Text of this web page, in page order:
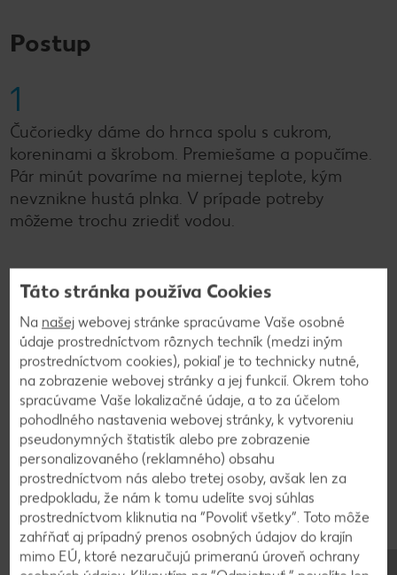
Postup
1
Čučoriedky dáme do hrnca spolu s cukrom,
koreninami a škrobom. Premiešame a popučíme.
Pár minút povaríme na miernej teplote, kým
nevznikne hustá plnka. V prípade potreby
môžeme trochu zriediť vodou.
2
Do misky dáme múku, vajíčko a trochu vody.
Vypracujeme hladké cesto. Vodu pridávame
postupne, tak aby sa cesto nelepilo. Cesto
rozvaľkáme natenko a povykrajujeme kruhy. Do
stredu dáme plnku, okraje potrieme vodou a
zatlačíme vo formičke alebo po okrajoch
pritlačíme vidličkou. Varíme v horúcej vode
približne 8 minút.
3
Táto stránka používa Cookies
Na našej webovej stránke spracúvame Vaše osobné
údaje prostredníctvom rôznych techník (medzi iným
prostredníctvom cookies), pokiaľ je to technicky nutné,
na zobrazenie webovej stránky a jej funkcií. Okrem toho
spracúvame Vaše lokalizačné údaje, a to za účelom
pohodlného nastavenia webovej stránky, k vytvoreniu
pseudonymných štatistík alebo pre zobrazenie
personalizovaného (reklamného) obsahu
prostredníctvom nás alebo tretej osoby, avšak len za
predpokladu, že nám k tomu udelíte svoj súhlas
prostredníctvom kliknutia na “Povoliť všetky”. Toto môže
zahŕňať aj prípadný prenos osobných údajov do krajín
mimo EÚ, ktoré nezaručujú primeranú úroveň ochrany